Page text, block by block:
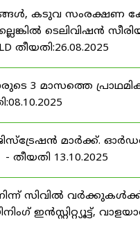
കടുവ സംരക്ഷണ
ടെലിവിഷൻ
തീയതി:26.08.2025
3 മാസത്തെ
മാർക്ക്.
- തീയതി 13.10.2025
സിവിൽ
ഇൻസ്റ്റിറ്റ്യൂട്ട്,